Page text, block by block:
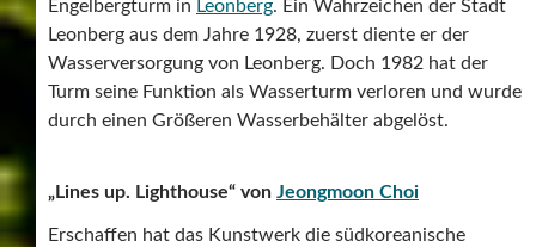
Engelbergturm in Leonberg. Ein Wahrzeichen der Stadt
Leonberg aus dem Jahre 1928, zuerst diente er der
Wasserversorgung von Leonberg. Doch 1982 hat der
Turm seine Funktion als Wasserturm verloren und wurde
durch einen Größeren Wasserbehälter abgelöst.
„Lines up. Lighthouse“ von Jeongmoon Choi
Erschaffen hat das Kunstwerk die südkoreanische